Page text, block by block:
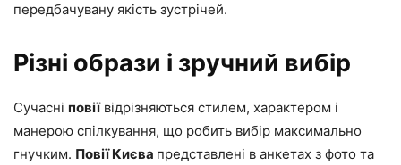
передбачувану якість зустрічей.
Різні образи і зручний вибір
Сучасні повіївідрізняються стилем, характером і
манерою спілкування, що робить вибір максимально
гнучким. Повії Києва представлені в анкетах з фото та